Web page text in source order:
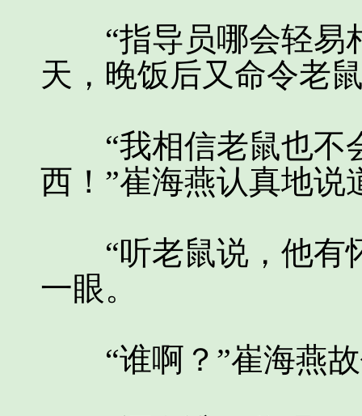
“指导员哪会轻易
天，晚饭后又命令老
“我相信老鼠也不
西！”崔海燕认真地说
“听老鼠说，他有
一眼。
“谁啊？”崔海燕故